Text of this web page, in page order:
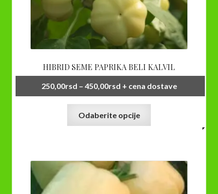
HIBRID SEME PAPRIKA BELI KALVIL
250,00rsd – 450,00rsdRaspon
cena:
250,00rsd
+ cena dostave
Odaberite opcije
Opcije